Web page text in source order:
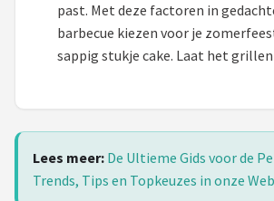
past. Met deze factoren in
barbecue kiezen voor je
sappig stukje cake. Laat het
Lees meer: De Ultieme Gids voor de
Trends, Tips en Topkeuzes in onze